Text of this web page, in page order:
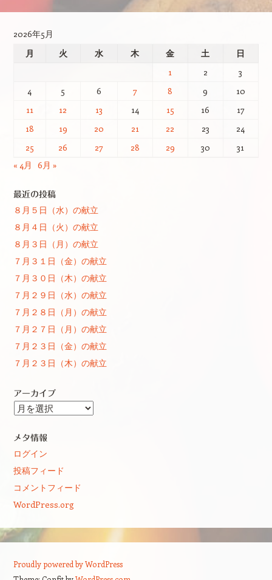
2026年5月
月
火 水 木 金 土
日
1
2
3
4
5 6 7 8 9
10
11
12 13 14 15 16
17
18
19 20 21 22 23
24
25
26 27 28 29 30
31
« 4月
6月 »
最近の投稿
８月５日（水）の献立
８月４日（火）の献立
８月３日（月）の献立
７月３１日（金）の献立
７月３０日（木）の献立
７月２９日（水）の献立
７月２８日（月）の献立
７月２７日（月）の献立
７月２３日（金）の献立
７月２３日（木）の献立
アーカイブ
ア
カ
イ
ブ
メタ情報
ログイン
投稿フィード
コメントフィード
WordPress.org
Proudly powered by WordPress